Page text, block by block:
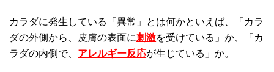
カラダに発生している「異常」とは何かといえば、「カラ
ダの外側から、皮膚の表面に刺激を受けている」か、「カ
ラダの内側で、 アレルギー反応が生じている」か。